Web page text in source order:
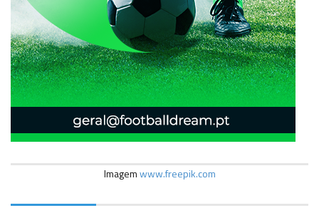
Imagemwww.freepik.com